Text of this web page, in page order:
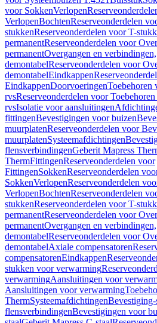
voor SokkenVerlopen
VerlopenBochtenReserveonderdelen
stukkenReserveonderdelen voor T-
permanentReserveonderdelen voor
permanentOvergangen en verbindingen,
demontabelReserveonderdelen voor
demontabelEindkappen
EindkappenDoorvoeringenToebehoren
rvsReserveonderdelen voor
rvsIsolatie voor aansluitingen
fittingenBevestigingen voor buizen
muurplatenReserveonderdelen voor
muurplatenSysteemafdichtingen
flensverbindingenGeberit Mapress
ThermFittingenReserveonderdelen voor
FittingenSokkenReserveonderdelen
SokkenVerlopenReserveonderdelen
VerlopenBochtenReserveonderdelen
stukkenReserveonderdelen voor T-
permanentReserveonderdelen voor
permanentOvergangen en verbindingen,
demontabelReserveonderdelen voor
demontabelAxiale compensatoren
compensatorenEindkappen
stukken voor verwarming
verwarmingAansluitingen voor
Aansluitingen voor verwarming
ThermSysteemafdichtingen
flensverbindingenBevestigingen voor